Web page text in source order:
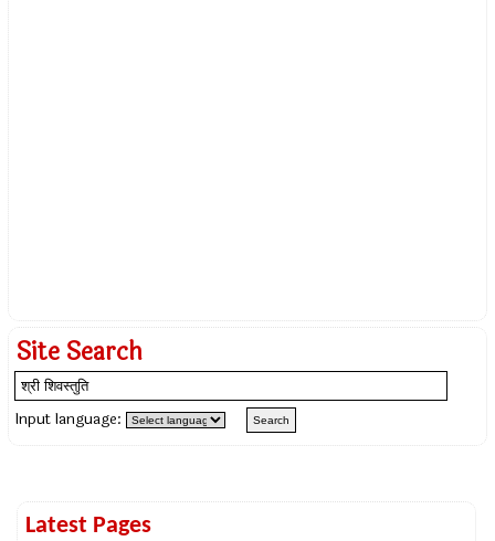
Site Search
Input language:
Latest Pages